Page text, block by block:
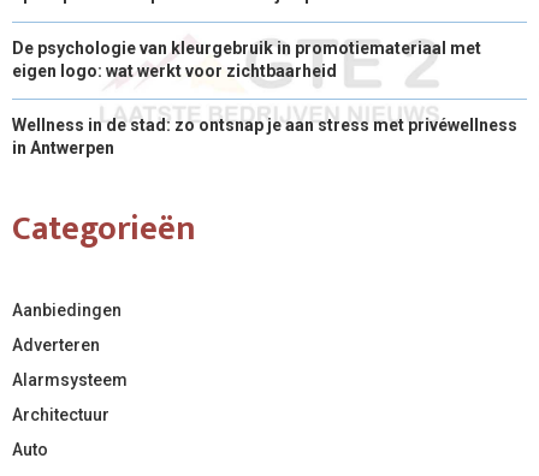
De psychologie van kleurgebruik in promotiemateriaal met
eigen logo: wat werkt voor zichtbaarheid
Wellness in de stad: zo ontsnap je aan stress met privéwellness
in Antwerpen
Categorieën
Aanbiedingen
Adverteren
Alarmsysteem
Architectuur
Auto